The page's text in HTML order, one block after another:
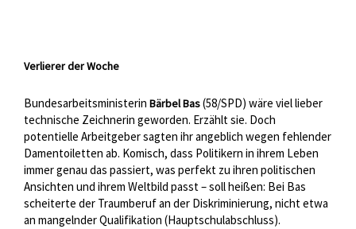
Verlierer der Woche
Bundesarbeitsministerin Bärbel Bas(58/SPD) wäre viel lieber
technische Zeichnerin geworden. Erzählt sie. Doch
potentielle Arbeitgeber sagten ihr angeblich wegen fehlender
Damentoiletten ab. Komisch, dass Politikern in ihrem Leben
immer genau das passiert, was perfekt zu ihren politischen
Ansichten und ihrem Weltbild passt – soll heißen: Bei Bas
scheiterte der Traumberuf an der Diskriminierung, nicht etwa
an mangelnder Qualifikation (Hauptschulabschluss).